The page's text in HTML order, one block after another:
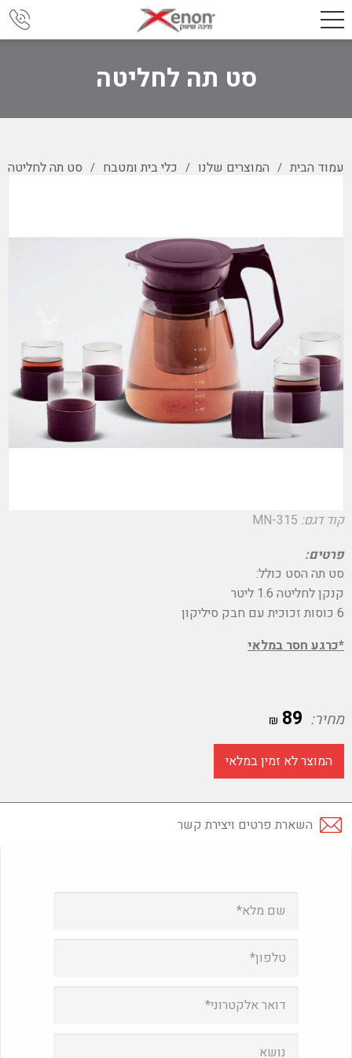
סט תה לחליטה
עמוד הבית / המוצרים שלנו / כלי בית ומטבח / סט תה לחליטה
קוד דגם: MN-315
פרטים:
סט תה הסט כולל:
קנקן לחליטה 1.6 ליטר
6 כוסות זכוכית עם חבק סיליקון
*כרגע חסר במלאי
מחיר: 89
₪
המוצר לא זמין במלאי
השארת פרטים ויצירת קשר